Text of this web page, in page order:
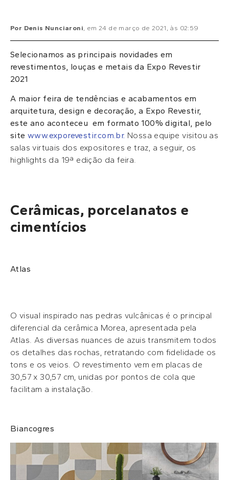
Por Denis Nunciaroni, em 24 de março de 2021 , às 02:59
Selecionamos as principais novidades em
revestimentos, louças e metais da Expo Revestir
2021
A maior feira de tendências e acabamentos em
arquitetura, design e decoração, a Expo Revestir,
este ano aconteceu em formato 100% digital, pelo
site www.exporevestir.com.br. Nossa equipe visitou as
salas virtuais dos expositores e traz, a seguir, os
highlights da 19ª edição da feira.
Cerâmicas, porcelanatos e
cimentícios
Atlas
O visual inspirado nas pedras vulcânicas é o principal
diferencial da cerâmica Morea, apresentada pela
Atlas. As diversas nuances de azuis transmitem todos
os detalhes das rochas, retratando com fidelidade os
tons e os veios. O revestimento vem em placas de
30,57 x 30,57 cm, unidas por pontos de cola que
facilitam a instalação.
Biancogres